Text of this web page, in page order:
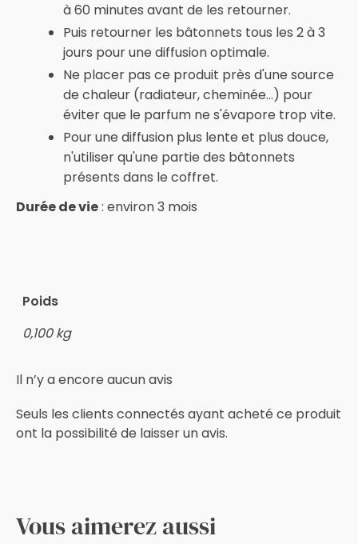
à 60 minutes avant de les retourner.
Puis retourner les bâtonnets tous les 2 à 3
jours pour une diffusion optimale.
Ne placer pas ce produit près d'une source
de chaleur (radiateur, cheminée...) pour
éviter que le parfum ne s'évapore trop vite.
Pour une diffusion plus lente et plus douce,
n'utiliser qu'une partie des bâtonnets
présents dans le coffret.
Durée de vie: environ 3 mois
Poids
0,100 kg
Il n’y a encore aucun avis
Seuls les clients connectés ayant acheté ce produit
ont la possibilité de laisser un avis.
Vous aimerez aussi